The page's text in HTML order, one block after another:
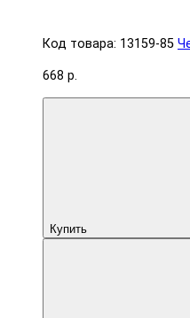
Код товара: 13159-85
668 р.
Купить